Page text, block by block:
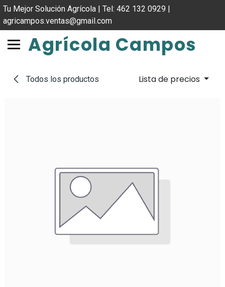
Tu Mejor Solución Agrícola | Tel: 462 132 0929 |
agricampos.ventas@gmail.com
Agrícola Campos
Todos los productos Lista de precios